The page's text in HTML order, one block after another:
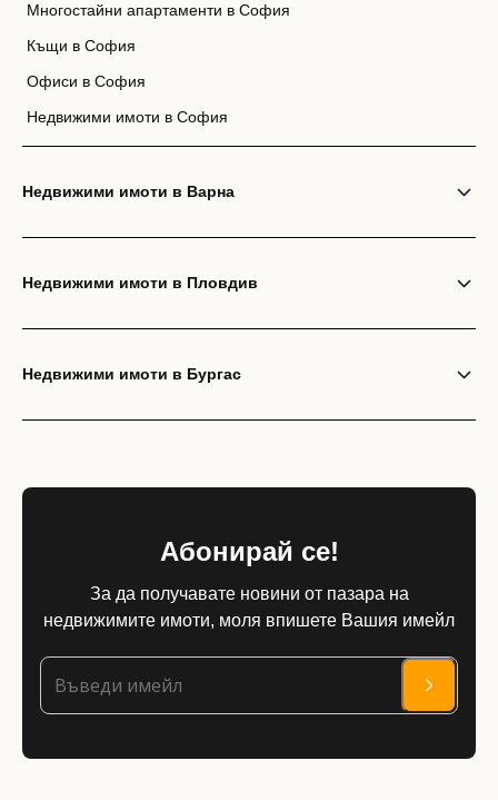
Многостайни апартаменти в София
Къщи в София
Офиси в София
Недвижими имоти в София
Недвижими имоти в Варна
Недвижими имоти в Пловдив
Недвижими имоти в Бургас
Абонирай се!
За да получавате новини от пазара на
недвижимите имоти, моля впишете Вашия имейл